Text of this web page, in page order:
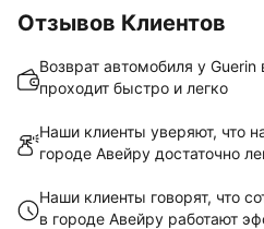
Отзывов Клиентов
Возврат автомобиля у
проходит быстро и легко
Наши клиенты уверяют, что
городе Авейру достаточно
Наши клиенты говорят, что
в городе Авейру работают